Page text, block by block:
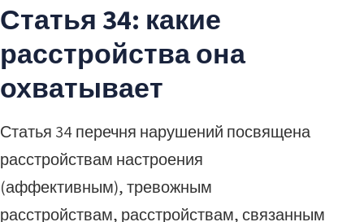
Статья 34: какие
расстройства она
охватывает
Статья 34 перечня нарушений посвящена
расстройствам настроения
(аффективным), тревожным
расстройствам, расстройствам, связанным